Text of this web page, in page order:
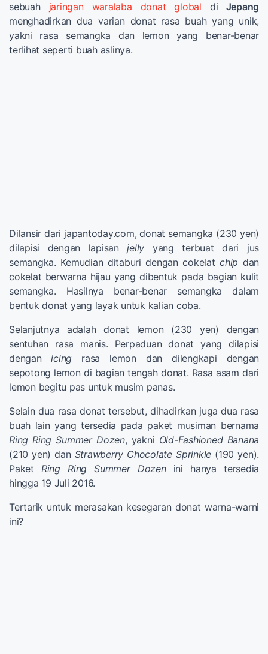
sebuah jaringan waralaba donat global di Jepang
menghadirkan dua varian donat rasa buah yang unik,
yakni rasa semangka dan lemon yang benar-benar
terlihat seperti buah aslinya.
Dilansir dari japantoday.com, donat semangka (230 yen)
dilapisi dengan lapisanjelly yang terbuat dari jus
semangka. Kemudian ditaburi dengan cokelatchip dan
cokelat berwarna hijau yang dibentuk pada bagian kulit
semangka. Hasilnya benar-benar semangka dalam
bentuk donat yang layak untuk kalian coba.
Selanjutnya adalah donat lemon (230 yen) dengan
sentuhan rasa manis. Perpaduan donat yang dilapisi
denganicing rasa lemon dan dilengkapi dengan
sepotong lemon di bagian tengah donat. Rasa asam dari
lemon begitu pas untuk musim panas.
Selain dua rasa donat tersebut, dihadirkan juga dua rasa
buah lain yang tersedia pada paket musiman bernama
Ring Ring Summer Dozen, yakni Old-Fashioned Banana
(210 yen) dan Strawberry Chocolate Sprinkle (190 yen).
Paket Ring Ring Summer Dozenini hanya tersedia
hingga 19 Juli 2016.
Tertarik untuk merasakan kesegaran donat warna-warni
ini?